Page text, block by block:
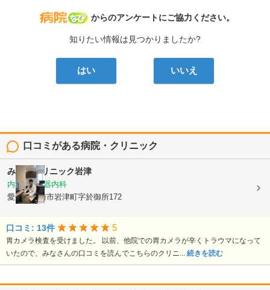
病院なび
からのアンケートにご協力ください。
知りたい情報は見つかりましたか?
はい いいえ
口コミがある病院・クリニック
みうらクリニック岩津
内科, 消化器内科
愛知県岡崎市岩津町字於御所172
口コミ: 13件 5
胃カメラ検査を受けました。 以前、他院での胃カメラが辛くトラウマになって
いたので、みなさんの口コミを読んでこちらのクリニ... 続きを読む